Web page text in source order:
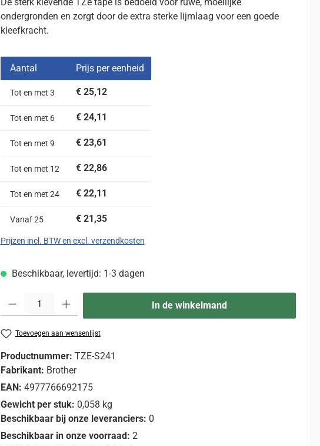
ondergronden en zorgt door de extra sterke lijmlaag voor een goede
kleefkracht.
Aantal Prijs per eenheid
Tot en met 3 € 25,12
Tot en met 6 € 24,11
Tot en met 9 € 23,61
Tot en met 12 € 22,86
Tot en met 24 € 22,11
Vanaf25 € 21,35
Prijzen incl. BTW en excl. verzendkosten
Beschikbaar, levertijd: 1-3 dagen
Producthoeveelheid: Voer de gewenste hoeveelheid in of gebruik de knoppen om de
In de winkelmand
Toevoegen aan wensenlijst
Productnummer: TZE-S241
Fabrikant: Brother
EAN: 4977766692175
Gewicht per stuk: 0,058 kg
Beschikbaar bij onze leveranciers: 0
Beschikbaar in onze voorraad: 2